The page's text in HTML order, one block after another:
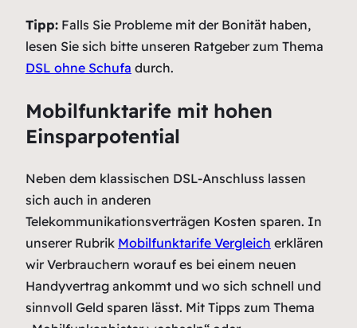
Tipp: Falls Sie Probleme mit der Bonität haben,
lesen Sie sich bitte unseren Ratgeber zum Thema
DSL ohne Schufa durch.
Mobilfunktarife mit hohen
Einsparpotential
Neben dem klassischen DSL-Anschluss lassen
sich auch in anderen
Telekommunikationsverträgen Kosten sparen. In
unserer Rubrik Mobilfunktarife Vergleich erklären
wir Verbrauchern worauf es bei einem neuen
Handyvertrag ankommt und wo sich schnell und
sinnvoll Geld sparen lässt. Mit Tipps zum Thema